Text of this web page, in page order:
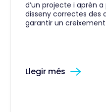
d’un projecte i aprèn
disseny correctes
garantir un
Llegir més